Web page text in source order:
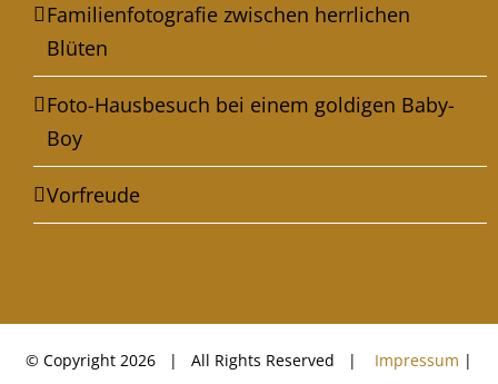
Familienfotografie zwischen herrlichen
Blüten
Foto-Hausbesuch bei einem goldigen Baby-
Boy
Vorfreude
© Copyright 2026 | All Rights Reserved | Impressum |